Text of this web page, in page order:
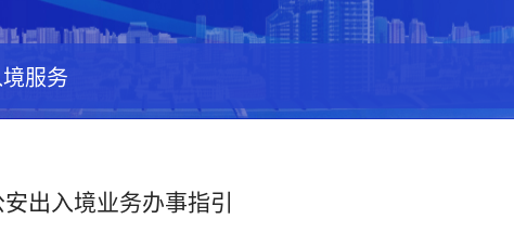
服务
出入境业务办事指引